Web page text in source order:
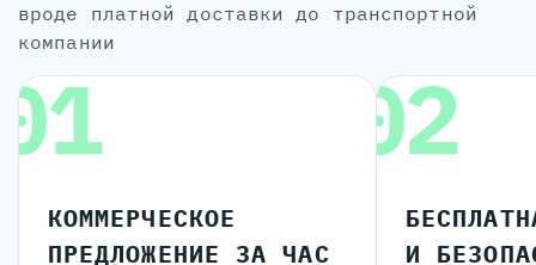
вроде платной доставки до транспортной
компании
КОММЕРЧЕСКОЕ
ПРЕДЛОЖЕНИЕ ЗА ЧАС
02
И